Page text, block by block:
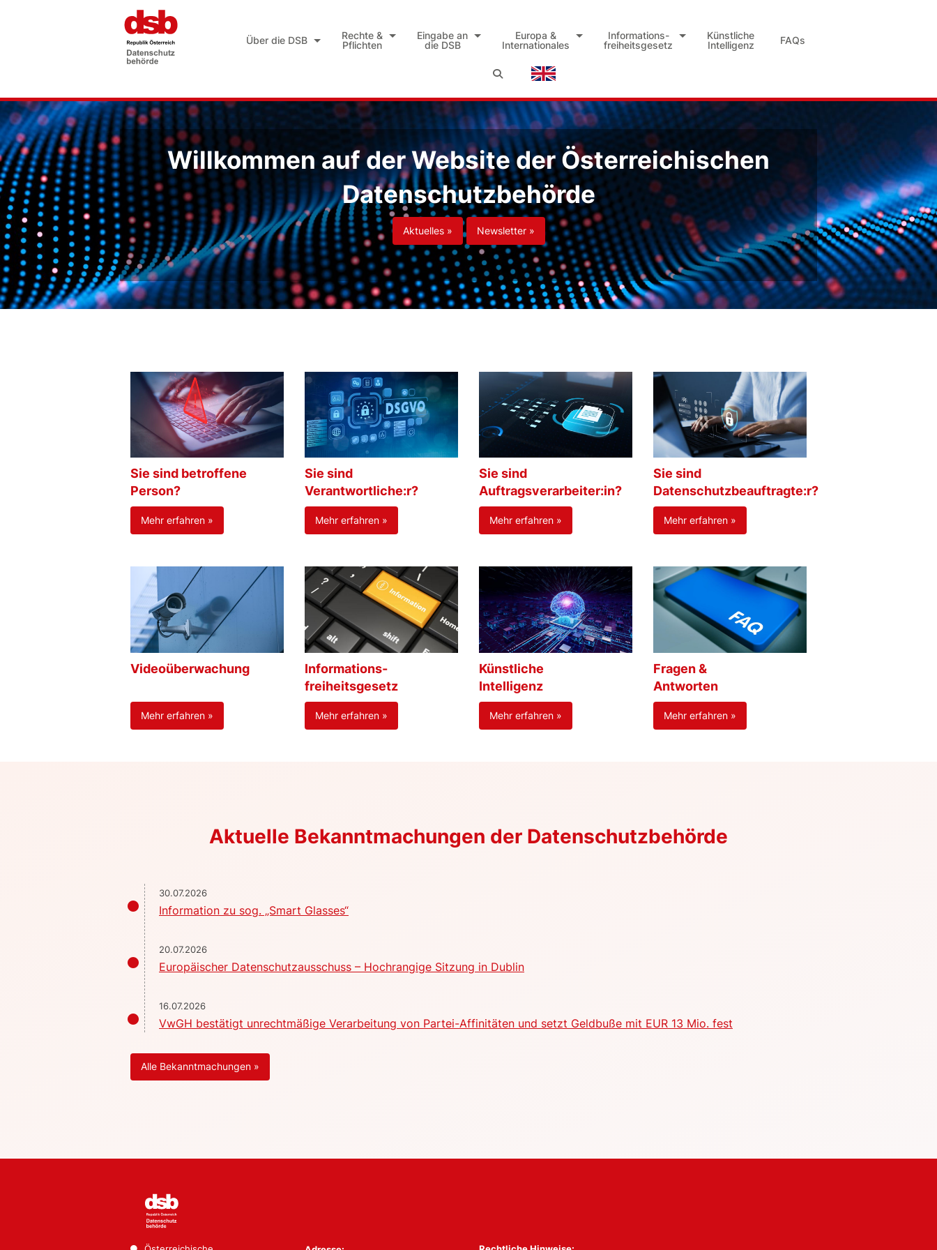
Über die DSB
Rechte &
Pflichten
Eingabe an
die DSB
Europa &
Internationales
Informations-
freiheitsgesetz
Künstliche
Intelligenz
FAQs
Willkommen auf der Website der Österreichischen
Datenschutzbehörde
Aktuelles » Newsletter »
Sie sind betroffene
Person?
Mehr erfahren »
Sie sind
Verantwortliche:r?
Mehr erfahren »
Sie sind
Auftragsverarbeiter:in?
Mehr erfahren »
Sie sind
Datenschutzbeauftragte:r?
Mehr erfahren »
Videoüberwachung
Mehr erfahren »
Informations-
freiheitsgesetz
Mehr erfahren »
Künstliche
Intelligenz
Mehr erfahren »
Fragen &
Antworten
Mehr erfahren »
Aktuelle Bekanntmachungen der Datenschutzbehörde
30.07.2026
Information zu sog. „Smart Glasses“
20.07.2026
Europäischer Datenschutzausschuss – Hochrangige Sitzung in Dublin
16.07.2026
VwGH bestätigt unrechtmäßige Verarbeitung von Partei-Affinitäten und setzt Geldbuße mit EUR 13 Mio. fest
Alle Bekanntmachungen »